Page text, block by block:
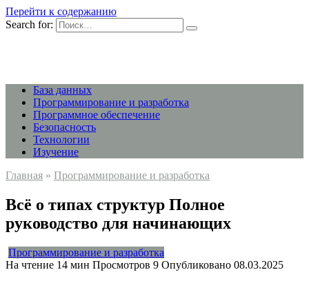
Перейти к содержанию
Search for:
База данных
Программирование и разработка
Программное обеспечение
Безопасность
Технологии
Изучение
Главная » Программирование и разработка
Всё о типах структур Полное
руководство для начинающих
Программирование и разработка
На чтение 14 мин Просмотров 9 Опубликовано 08.03.2025